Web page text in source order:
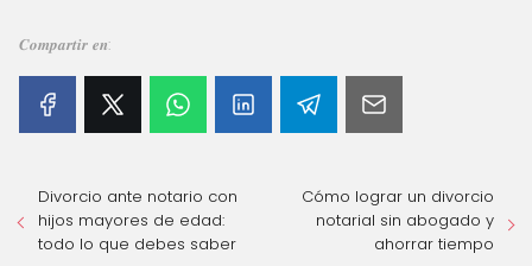
𝑪𝒐𝒎𝒑𝒂𝒓𝒕𝒊𝒓 𝒆𝒏:
Divorcio ante notario con
hijos mayores de edad:
todo lo que debes saber
Cómo lograr un divorcio
notarial sin abogado y
ahorrar tiempo